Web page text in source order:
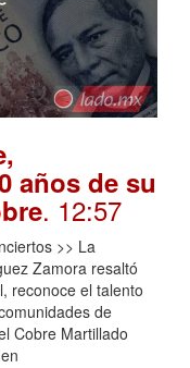
años de su
. 12:57
>> La
Zamora resaltó
reconoce el talento
de
Cobre Martillado